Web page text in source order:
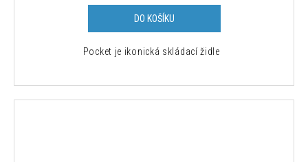
DO KOŠÍKU
Pocket je ikonická skládací židle